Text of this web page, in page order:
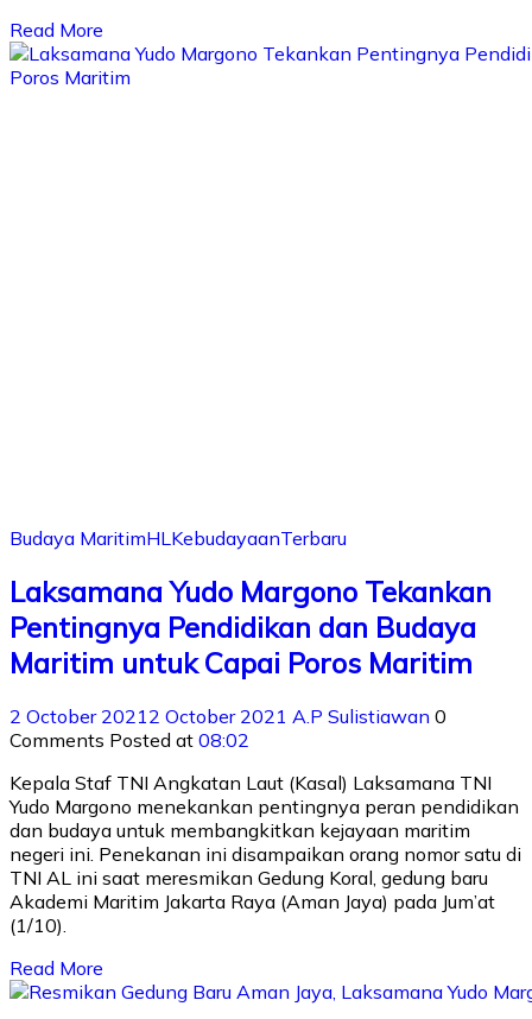
Read More
Budaya MaritimHL KebudayaanTerbaru
Laksamana Yudo Margono Tekankan
Pentingnya Pendidikan dan Budaya
Maritim untuk Capai Poros Maritim
2 October 20212 October 2021 A.P Sulistiawan 0
Comments Posted at 08:02
Kepala Staf TNI Angkatan Laut (Kasal) Laksamana TNI
Yudo Margono menekankan pentingnya peran pendidikan
dan budaya untuk membangkitkan kejayaan maritim
negeri ini. Penekanan ini disampaikan orang nomor satu di
TNI AL ini saat meresmikan Gedung Koral, gedung baru
Akademi Maritim Jakarta Raya (Aman Jaya) pada Jum’at
(1/10).
Read More